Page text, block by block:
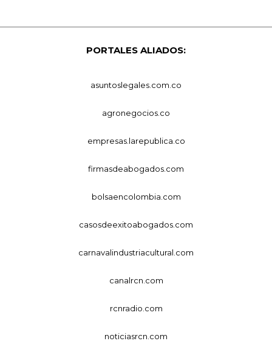
PORTALES ALIADOS:
asuntoslegales.com.co
agronegocios.co
empresas.larepublica.co
firmasdeabogados.com
bolsaencolombia.com
casosdeexitoabogados.com
carnavalindustriacultural.com
canalrcn.com
rcnradio.com
noticiasrcn.com